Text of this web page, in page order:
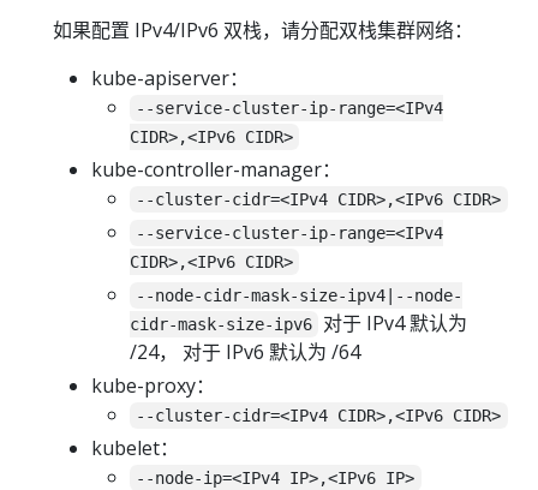
如果配置 IPv4/IPv6 双栈，请分配双栈集群网络：
kube-apiserver：
--service-cluster-ip-range=<IPv4
CIDR>,<IPv6 CIDR>
kube-controller-manager：
--cluster-cidr=<IPv4 CIDR>,<IPv6 CIDR>
--service-cluster-ip-range=<IPv4
CIDR>,<IPv6 CIDR>
--node-cidr-mask-size-ipv4|--node-
cidr-mask-size-ipv6
对于 IPv4 默认为
/24， 对于 IPv6 默认为 /64
kube-proxy：
--cluster-cidr=<IPv4 CIDR>,<IPv6 CIDR>
kubelet：
--node-ip=<IPv4 IP>,<IPv6 IP>